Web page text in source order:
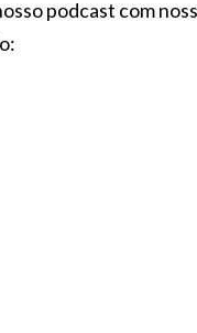
podcast com